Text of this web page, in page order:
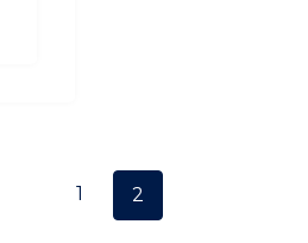
Page
1 Page
2